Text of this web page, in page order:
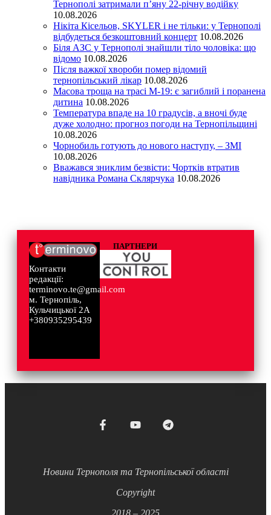
Тернополі затримали п’яну 22-річну водійку
10.08.2026
Нікіта Кісельов, SKYLER і не тільки: у Тернополі
відбудеться безкоштовний концерт 10.08.2026
Біля АЗС у Тернополі знайшли тіло чоловіка: що
відомо 10.08.2026
Після важкої хвороби помер відомий
тернопільський лікар 10.08.2026
Масова троща на трасі М-19: є загиблий і поранена
дитина 10.08.2026
Температура впаде на 10 градусів, а вночі буде
дуже холодно: прогноз погоди на Тернопільщині
10.08.2026
Чорнобиль готують до нового наступу, – ЗМІ
10.08.2026
Вважався зниклим безвісти: Чортків втратив
навідника Романа Склярчука 10.08.2026
Контакти
редакції:
terminovo.te@gmail.com
м. Тернопіль,
Кульчицької 2А
+380935295439
ПАРТНЕРИ
Новини Тернополя та Тернопільської області
Copyright
2018 – 2025